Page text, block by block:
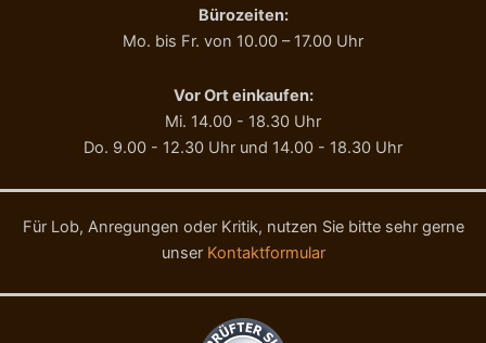
Bürozeiten:
Mo. bis Fr. von 10.00 – 17.00 Uhr
Vor Ort einkaufen:
Mi. 14.00 - 18.30 Uhr
Do. 9.00 - 12.30 Uhr und 14.00 - 18.30 Uhr
Für Lob, Anregungen oder Kritik, nutzen Sie bitte sehr gerne
unser Kontaktformular